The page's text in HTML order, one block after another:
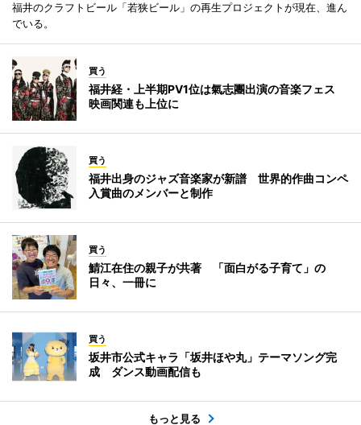
福井のクラフトビール「若狭ビール」の再生プロジェクトが現在、進ん
でいる。
買う
福井経・上半期PV1位は氣志團出演の音楽フェス
映画関連も上位に
買う
福井出身のジャズ音楽家が新譜 世界的作曲コンペ
入賞曲のメンバーと制作
買う
鯖江在住の親子が共著 「面白がる子育て」の
日々、一冊に
買う
坂井市公式キャラ「坂井ほや丸」テーマソング完
成 ダンス動画配信も
もっと見る